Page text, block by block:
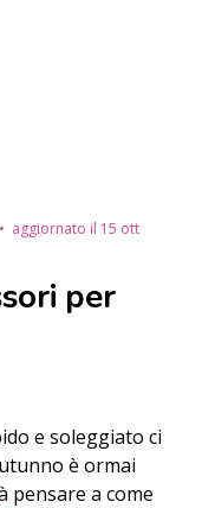
aggiornato il 15 ott
per
e soleggiato ci
è ormai
pensare a come